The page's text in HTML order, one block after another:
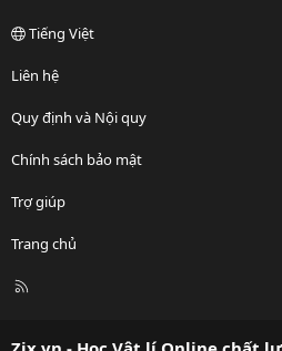
Tiếng Việt
Liên hệ
Quy định và Nội quy
Chính sách bảo mật
Trợ giúp
Trang chủ
R